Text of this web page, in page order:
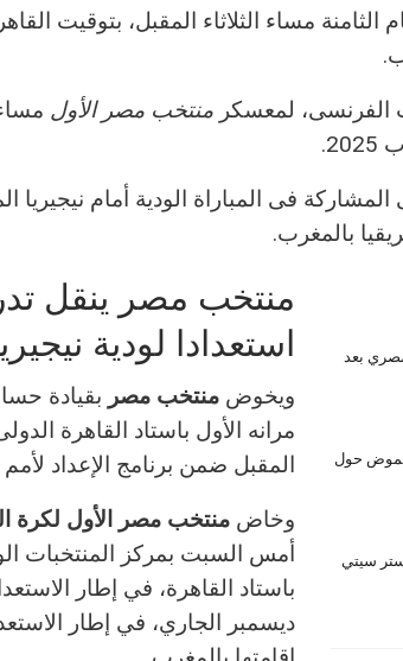
الثامنة مساء الثلاثاء المقبل، بتوقيت
لمعسكر منتخب مصر الأول
فى المباراة الودية أمام نيجيريا
بالمغرب.
بعد
وغموض حول
سيتي
منتخب مصر ينقل
استعدادا لودية
ويخوض منتخب مصر بقيادة
مرانه الأول باستاد القاهرة
المقبل ضمن برنامج الإعداد لأمم
وخاض منتخب مصر الأول لكرة
أمس السبت بمركز المنتخبات